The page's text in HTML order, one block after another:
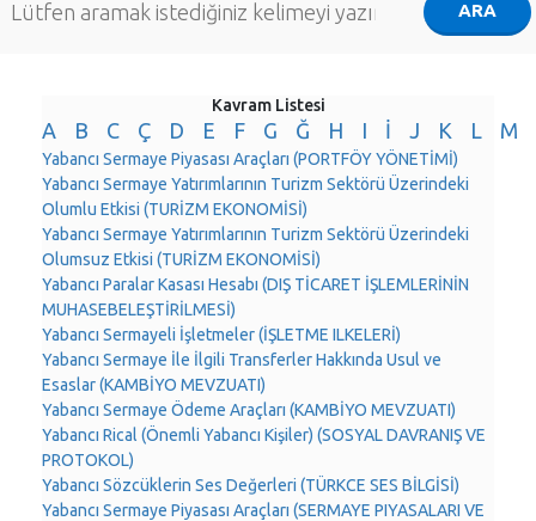
Kavram Listesi
A B C Ç D E F G Ğ H I İ J K L M
Yabancı Sermaye Piyasası Araçları (PORTFÖY YÖNETİMİ)
Yabancı Sermaye Yatırımlarının Turizm Sektörü Üzerindeki
Olumlu Etkisi (TURİZM EKONOMİSİ)
Yabancı Sermaye Yatırımlarının Turizm Sektörü Üzerindeki
Olumsuz Etkisi (TURİZM EKONOMİSİ)
Yabancı Paralar Kasası Hesabı (DIŞ TİCARET İŞLEMLERİNİN
MUHASEBELEŞTİRİLMESİ)
Yabancı Sermayeli İşletmeler (İŞLETME ILKELERİ)
Yabancı Sermaye İle İlgili Transferler Hakkında Usul ve
Esaslar (KAMBİYO MEVZUATI)
Yabancı Sermaye Ödeme Araçları (KAMBİYO MEVZUATI)
Yabancı Rical (Önemli Yabancı Kişiler) (SOSYAL DAVRANIŞ VE
PROTOKOL)
Yabancı Sözcüklerin Ses Değerleri (TÜRKCE SES BİLGİSİ)
Yabancı Sermaye Piyasası Araçları (SERMAYE PIYASALARI VE